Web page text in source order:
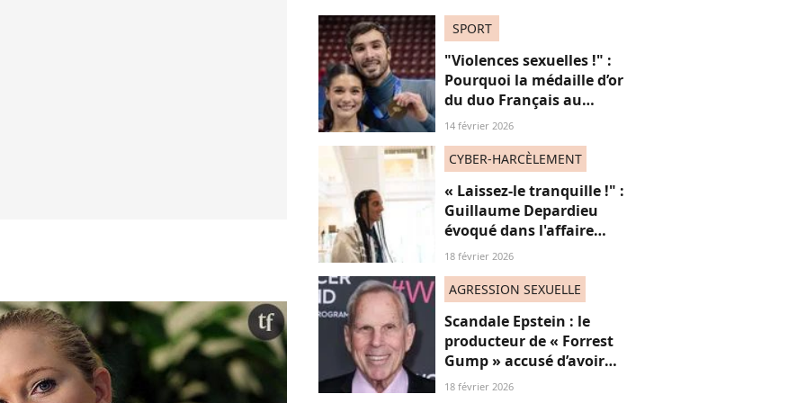
SPORT
"Violences sexuelles !" :
Pourquoi la médaille d’or
du duo Français au
patinage aux JO fait
14 février 2026
CYBER-HARCÈLEMENT
« Laissez-le tranquille !" :
Guillaume Depardieu
évoqué dans l'affaire
Depardieu, sa soeur le
18 février 2026
AGRESSION SEXUELLE
Scandale Epstein : le
producteur de « Forrest
Gump » accusé d’avoir
sexuellement agressé une
18 février 2026